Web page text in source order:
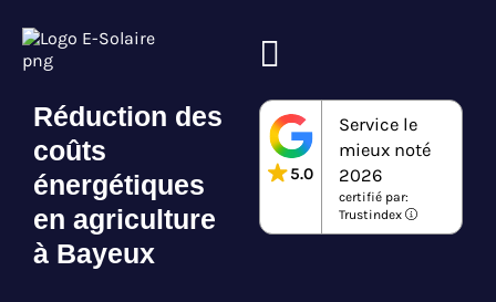
Réduction des
coûts
énergétiques
en agriculture
à Bayeux
5.0
Service le
mieux noté
2026
certifié par:
Trustindex